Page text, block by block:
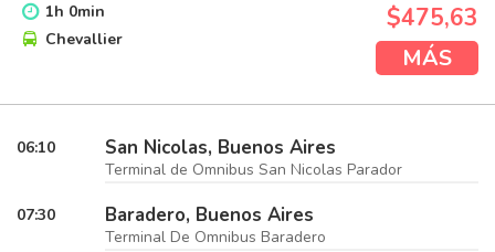
1h 0min
Chevallier
$475,63
MÁS
06:10 San Nicolas, Buenos Aires
Terminal de Omnibus San Nicolas Parador
07:30 Baradero, Buenos Aires
Terminal De Omnibus Baradero